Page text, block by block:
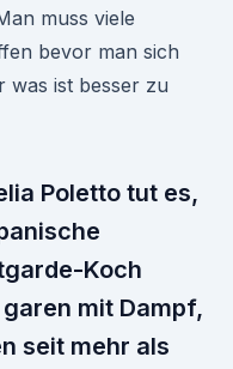
muss viele
bevor man sich
was ist besser zu
Poletto tut es,
Koch
mit Dampf,
seit mehr als